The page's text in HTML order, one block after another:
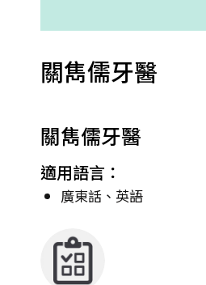
關雋儒牙醫
關雋儒牙醫
適用語言：
廣東話、英語